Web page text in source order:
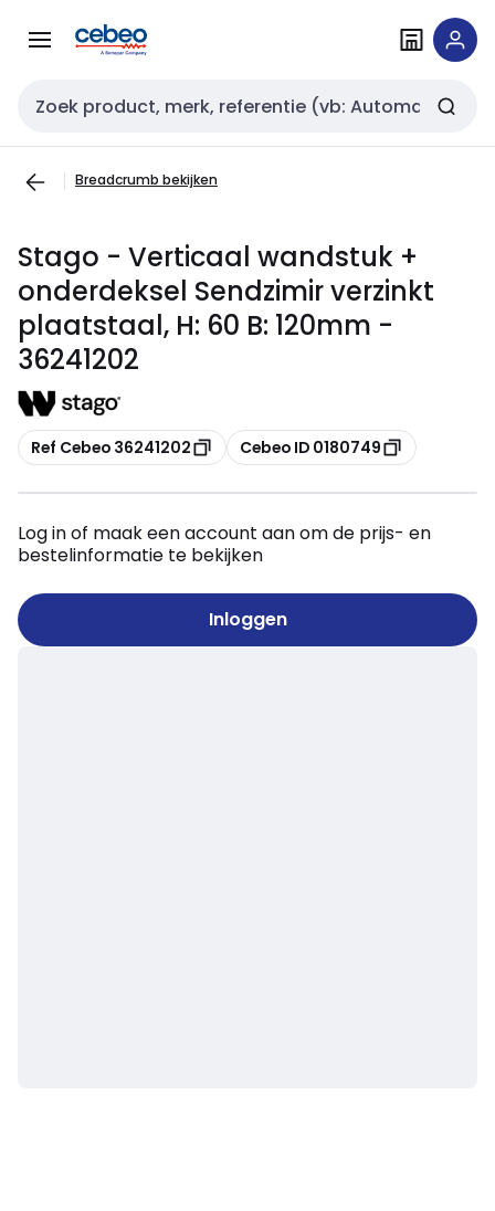
naar
naar
Zoekveld invoer
Breadcrumb bekijken
Stago - Verticaal wandstuk +
onderdeksel Sendzimir verzinkt
plaatstaal, H: 60 B: 120mm -
36241202
Kopiëren
Ref Cebeo 36241202 Kopiëren
Cebeo ID 0180749
Log in of maak een account aan om de prijs- en
bestelinformatie te bekijken
Inloggen